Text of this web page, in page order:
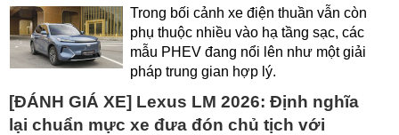
Trong bối cảnh xe điện thuần vẫn còn
phụ thuộc nhiều vào hạ tầng sạc, các
mẫu PHEV đang nổi lên như một giải
pháp trung gian hợp lý.
[ĐÁNH GIÁ XE] Lexus LM 2026: Định nghĩa
lại chuẩn mực xe đưa đón chủ tịch với